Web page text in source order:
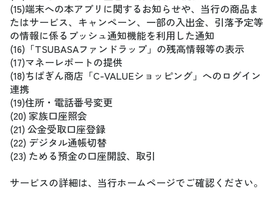
(15)端末への本アプリに関するお知らせや、当行の商品ま
たはサービス、キャンペーン、一部の入出金、引落予定等
の情報に係るプッシュ通知機能を利用した通知
(16)「TSUBASAファンドラップ」の残高情報等の表示
(17)マネーレポートの提供
(18)ちばぎん商店「C-VALUEショッピング」へのログイン
連携
(19)住所・電話番号変更
(20) 家族口座照会
(21) 公金受取口座登録
(22) デジタル通帳切替
(23) ためる預金の口座開設、取引
サービスの詳細は、当行ホームページでご確認ください。